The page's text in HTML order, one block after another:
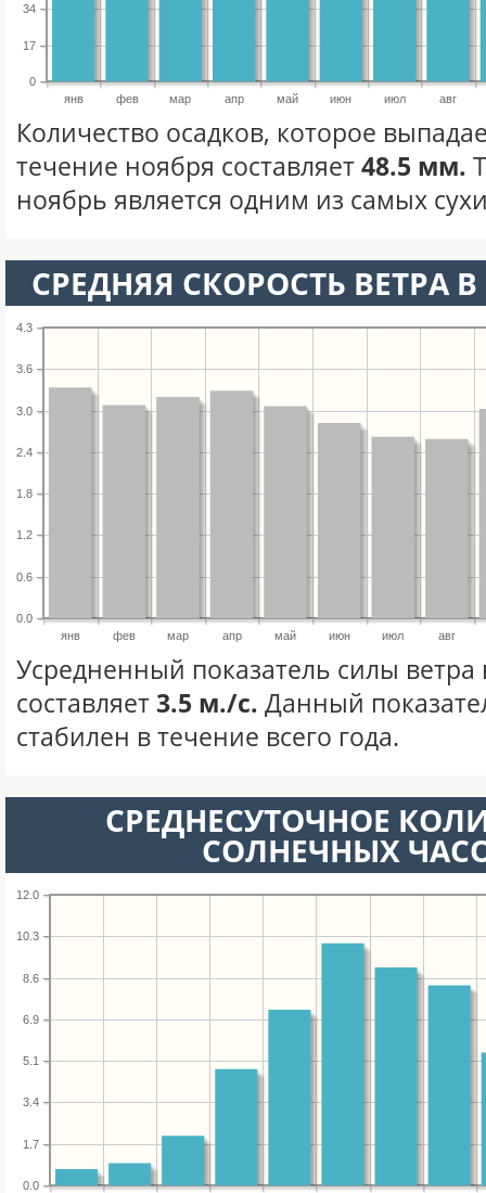
янв фев мар апр май июн июл авг
0
17
34
Количество осадков, которое
течение ноября составляет48.5 мм.
ноябрь является одним из самых
СРЕДНЯЯ СКОРОСТЬ ВЕТРА
янв фев мар апр май июн июл авг
0.0
0.6
1.2
1.8
2.4
3.0
3.6
4.3
Усредненный показатель силы ветра
составляет3.5 м./с. Данный
стабилен в течение всего года.
СРЕДНЕСУТОЧНОЕ
СОЛНЕЧНЫХ
0.0
1.7
3.4
5.1
6.9
8.6
10.3
12.0